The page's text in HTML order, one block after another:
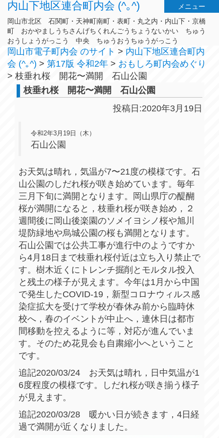
内山下地区連合町内会 (^｡^)
メニュー
岡山市北区 石関町・天神町南町・表町・丸之内・内山下・京橋
町 おかやましうちさんげちくれんごうちょうないかい ちゅう
おうしょうがっこう 中央 ちゅうおうちゅうがっこう
岡山市電子町内会 のサイト > 内山下地区連合町内
会 (^｡^) > 第17版 令和2年 > おもしろ町内会めぐり
> 枝垂れ桜 開花〜満開 石山公園
枝垂れ桜 開花〜満開 石山公園
投稿日:2020年3月19日
令和2年3月19日（木）
石山公園
お天気は晴れ，気温が7〜21度の模様です。石
山公園のしだれ桜が咲き始めています。毎年
三月下旬に満開となります。岡山県庁の醍醐
桜が満開になると，枝垂れ桜が咲き始め，２
週間後に岡山後楽園のソメイヨシノ桜や旭川
堤防緑地や烏城公園の桜も満開となります。
石山公園では公共工事が進行中のようですか
ら4月18日まで枝垂れ桜付近は立ち入り禁止で
す。樹木近くにトレンチ掘削とモルタル投入
と残土の様子が見えます。今年は1月から中国
で発生したCOVID-19，新型コロナウィルス感
染症拡大を受けて学校が春休み前から臨時休
校へ，春のイベントが中止へ，連休日は都市
間移動を控えるように等，対応が進んでいま
す。そのため花見会も自粛縮小へということ
です。
追記2020/03/24 お天気は晴れ，日中気温が1
6度程度の模様です。しだれ桜が咲き揃う様子
が見えます。
追記2020/03/28 暖かい日が続きます，4日経
過で満開が近くなりました。